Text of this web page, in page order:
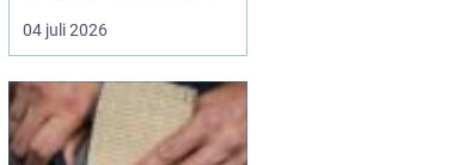
med dagens krav på
effektiv, trygg och
uppvärmning. Många
uppskattar känslan av
04 juli 2026